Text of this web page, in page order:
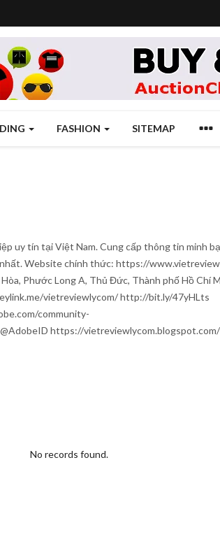
FASHION SITEMAP
uy tín tại Việt Nam. Cung cấp thông tin minh
Website chính thức: https://
Phước Long A, Thủ Đức, Thành phố Hồ Chí
vietreviewlycom/ http://bit.ly/47yHLts
community-
https://
No records found.